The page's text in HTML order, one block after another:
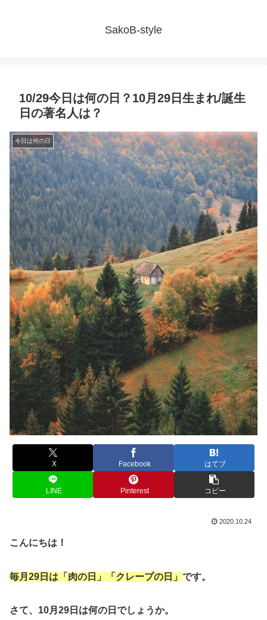
SakoB-style
10/29今日は何の日？10月29日生まれ/誕生
日の著名人は？
今日は何の日
X Facebook はてブ
LINE Pinterest コピー
2020.10.24
こんにちは！
毎月29日は「肉の日」「クレープの日」 です。
さて、10月29日は何の日でしょうか。